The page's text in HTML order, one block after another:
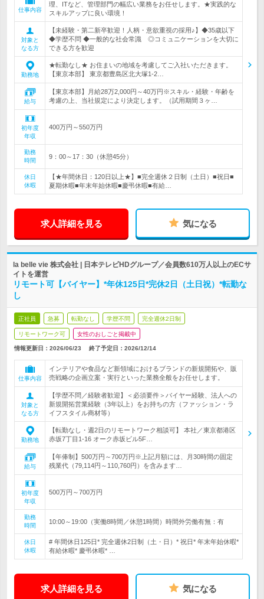
仕事内容
理、ITなど、管理部門の幅広い業務をお任せします。★実践的な
スキルアップに良い環境！
対象と
なる方
【未経験・第二新卒歓迎！人柄・意欲重視の採用♪】◆35歳以下
◆学歴不問 ◆一般的な社会常識 ◎コミュニケーションを大切に
できる方を歓迎
勤務地
★転勤なし★ お住まいの地域を考慮してご入社いただきます。
【東京本部】 東京都豊島区北大塚1-2…
給与
【東京本部】月給28万2,000円～40万円※スキル・経験・年齢を
考慮の上、当社規定により決定します。（試用期間３ヶ…
初年度
年収
400万円～550万円
勤務
時間
9：00～17：30（休憩45分）
休日
休暇
【★年間休日：120日以上★】■完全週休２日制（土日）■祝日■
夏期休暇■年末年始休暇■慶弔休暇■有給…
求人詳細を見る 気になる
la belle vie 株式会社 | 日本テレビHDグループ／会員数610万人以上のECサ
イトを運営
リモート可【バイヤー】*年休125日*完休2日（土日祝）*転勤な
し
正社員 急募 転勤なし 学歴不問 完全週休2日制
リモートワーク可 女性のおしごと掲載中
情報更新日：2026/06/23 終了予定日： 2026/12/14
仕事内容
インテリアや食品など新領域におけるブランドの新規開拓や、販
売戦略の企画立案・実行といった業務全般をお任せします。
対象と
なる方
【学歴不問／経験者歓迎】＜必須要件＞バイヤー経験、法人への
新規開拓営業経験（3年以上）をお持ちの方（ファッション・ラ
イフスタイル商材等）
勤務地
【転勤なし・週2日のリモートワーク相談可】 本社／東京都港区
赤坂7丁目1-16 オーク赤坂ビル5F…
給与
【年俸制】500万円～700万円※上記月額には、月30時間の固定
残業代（79,114円～110,760円）を含みます…
初年度
年収
500万円～700万円
勤務
時間
10:00～19:00（実働8時間／休憩1時間）時間外労働有無：有
休日
休暇
# 年間休日125日* 完全週休2日制（土・日）* 祝日* 年末年始休暇*
有給休暇* 慶弔休暇* …
求人詳細を見る 気になる